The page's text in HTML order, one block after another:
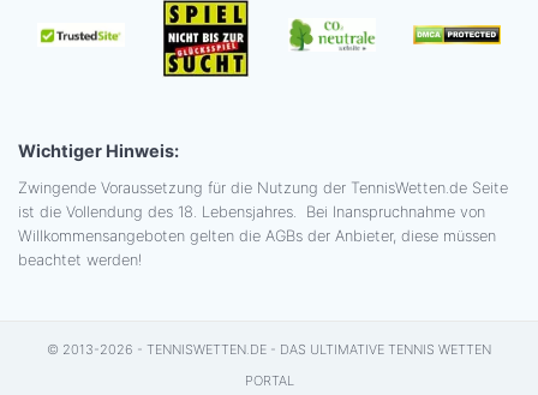
Wichtiger Hinweis:
Zwingende Voraussetzung für die Nutzung der TennisWetten.de Seite
ist die Vollendung des 18. Lebensjahres. Bei Inanspruchnahme von
Willkommensangeboten gelten die AGBs der Anbieter, diese müssen
beachtet werden!
© 2013-2026 - TENNISWETTEN.DE - DAS ULTIMATIVE TENNIS WETTEN
PORTAL